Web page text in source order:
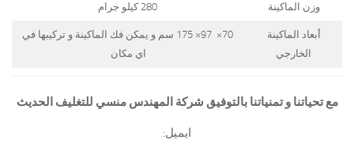
وزن الماكينة 280 كيلو جرام
أبعاد الماكينة
الخارجي
70× 97× 175 سم و يمكن فك الماكينة و تركيبها في
اي مكان
مع تحياتنا و تمنياتنا بالتوفيق شركة المهندس منسي للتغليف الحديث
ايميل: